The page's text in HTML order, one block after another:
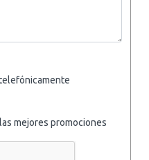
mejores promociones